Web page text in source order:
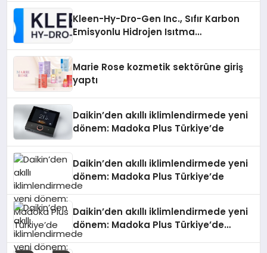
Kleen-Hy-Dro-Gen Inc., Sıfır Karbon
Emisyonlu Hidrojen Isıtma
Marie Rose kozmetik sektörüne giriş
yaptı
Daikin’den akıllı iklimlendirmede yeni
dönem: Madoka Plus Türkiye’de
Daikin’den akıllı iklimlendirmede yeni
dönem: Madoka Plus Türkiye’de
Daikin’den akıllı iklimlendirmede yeni
dönem: Madoka Plus Türkiye’de
Daikin’in kullanıcı dostu tasarımıyla